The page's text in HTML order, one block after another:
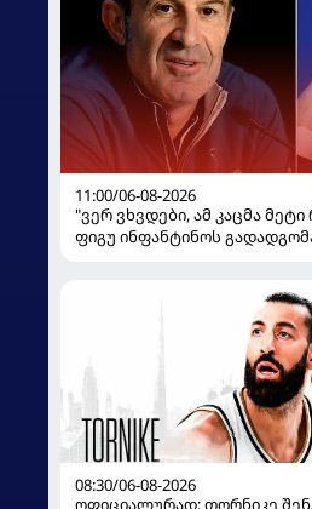
11:00/06-08-2026
"ვერ ვხვდები, ამ კაცმა
ფიგუ ინფანტინოს
08:30/06-08-2026
ოფიციალურად: თორნიკე